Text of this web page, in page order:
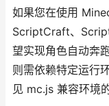
如果您在使用
ScriptCraft、
望实现角色自动奔
则需依赖特定运行
见 mc.js 兼容环境